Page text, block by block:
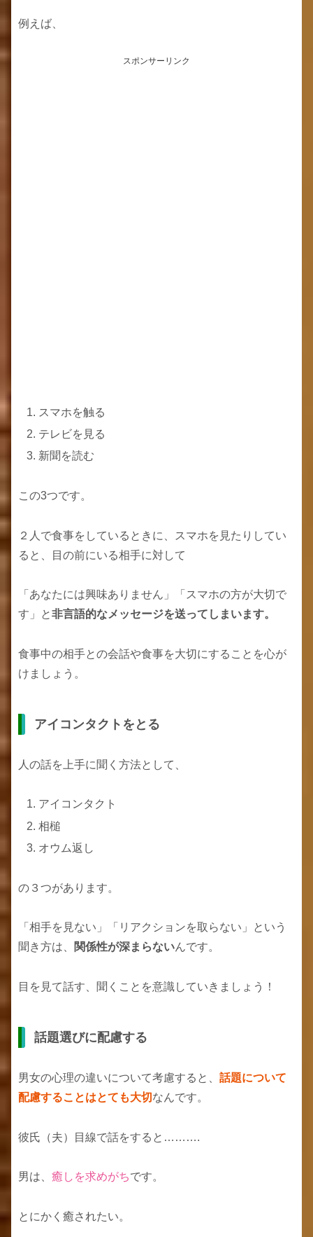
例えば、
スポンサーリンク
スマホを触る
テレビを見る
新聞を読む
この3つです。
２人で食事をしているときに、スマホを見たりしてい
ると、目の前にいる相手に対して
「あなたには興味ありません」「スマホの方が大切で
す」と非言語的なメッセージを送ってしまいます。
食事中の相手との会話や食事を大切にすることを心が
けましょう。
アイコンタクトをとる
人の話を上手に聞く方法として、
アイコンタクト
相槌
オウム返し
の３つがあります。
「相手を見ない」「リアクションを取らない」という
聞き方は、
関係性が深まらないんです。
目を見て話す、聞くことを意識していきましょう！
話題選びに配慮する
男女の心理の違いについて考慮すると、 話題について
配慮することはとても大切なんです。
彼氏（夫）目線で話をすると……….
男は、 癒しを求めがちです。
とにかく癒されたい。